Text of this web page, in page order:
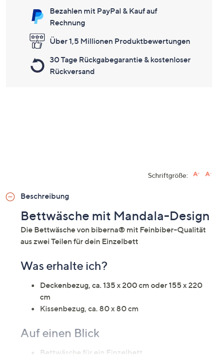
Bezahlen mit PayPal & Kauf auf
Rechnung
Über 1,5 Millionen Produktbewertungen
30 Tage Rückgabegarantie & kostenloser
Rückversand
Schriftgröße:
Beschreibung
Bettwäsche mit Mandala-Design
Die Bettwäsche von biberna® mit Feinbiber-Qualität
aus zwei Teilen für dein Einzelbett
Was erhalte ich?
Deckenbezug, ca. 135 x 200 cm oder 155 x 220
cm
Kissenbezug, ca. 80 x 80 cm
Auf einen Blick
Bettwäsche für ein Einzelbett